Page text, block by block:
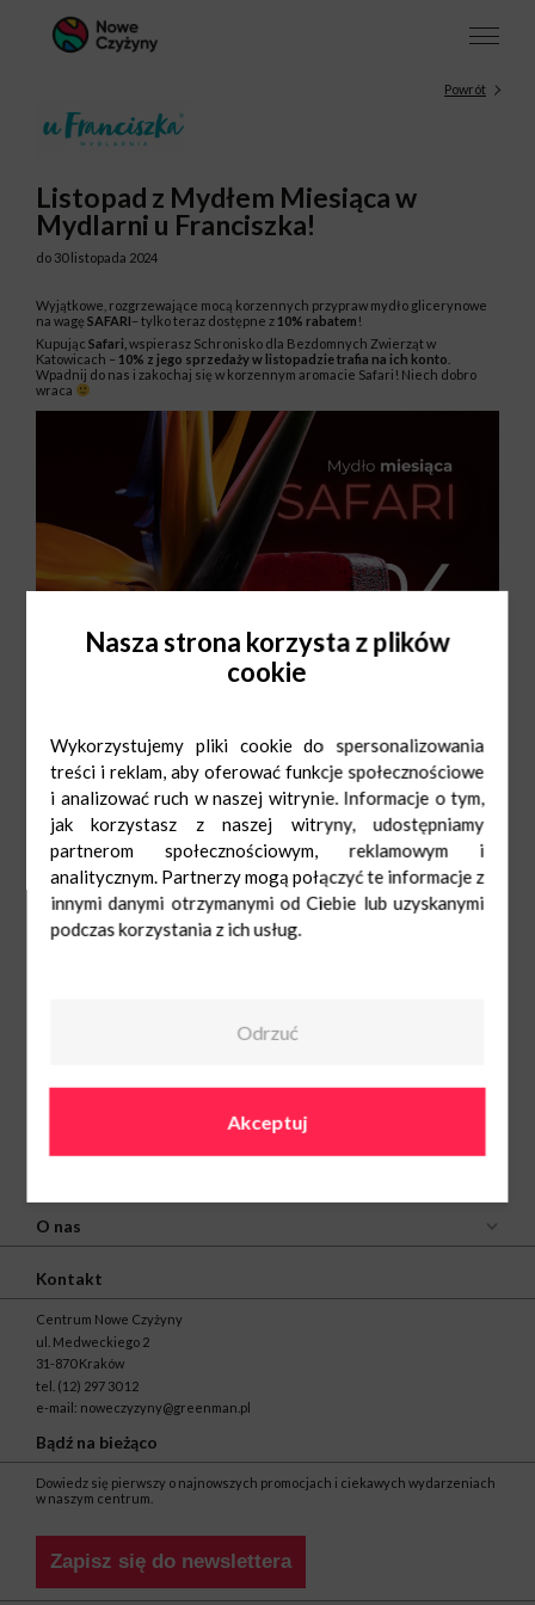
Powrót
Listopad z Mydłem Miesiąca w
Mydlarni u Franciszka!
do 30 listopada 2024
Wyjątkowe, rozgrzewające mocą korzennych przypraw mydło glicerynowe
na wagę SAFARI– tylko teraz dostępne z 10% rabatem !
Kupując Safari, wspierasz Schronisko dla Bezdomnych Zwierząt w
Katowicach – 10% z jego sprzedaży w listopadzie trafia na ich konto
Wpadnij do nas i zakochaj się w korzennym aromacie Safari! Niech dobro
wraca
O nas
Kontakt
Centrum Nowe Czyżyny
ul. Medweckiego 2
31-870 Kraków
tel. (12) 297 30 12
e-mail: noweczyzyny@greenman.pl
Bądź na bieżąco
Dowiedz się pierwszy o najnowszych promocjach i ciekawych wydarzeniach
w naszym centrum.
Zapisz się do newslettera
Nasza strona korzysta z plików
cookie
Wykorzystujemy pliki cookie do spersonalizowania
treści i reklam, aby oferować funkcje społecznościowe
i analizować ruch w naszej witrynie. Informacje o tym,
jak korzystasz z naszej witryny, udostępniamy
partnerom społecznościowym, reklamowym i
analitycznym. Partnerzy mogą połączyć te informacje z
innymi danymi otrzymanymi od Ciebie lub uzyskanymi
podczas korzystania z ich usług.
Odrzuć
Akceptuj